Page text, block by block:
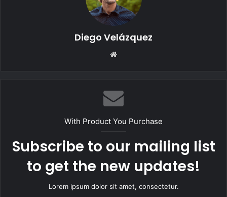
Diego Velázquez
Website
With Product You Purchase
Subscribe to our mailing list
to get the new updates!
Lorem ipsum dolor sit amet, consectetur.